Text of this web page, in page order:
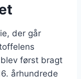
der går
først bragt
århundrede